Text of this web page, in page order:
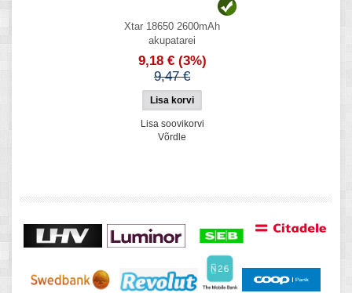
Xtar 18650 2600mAh
akupatarei
9,18 € (3%)
9,47 €
Lisa soovikorvi
Võrdle